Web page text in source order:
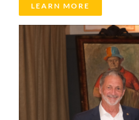
LEARN MORE